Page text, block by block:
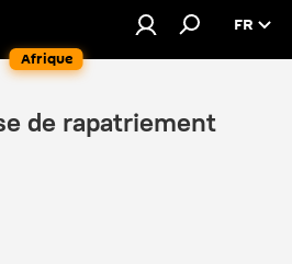
Afrique
FR
de rapatriement